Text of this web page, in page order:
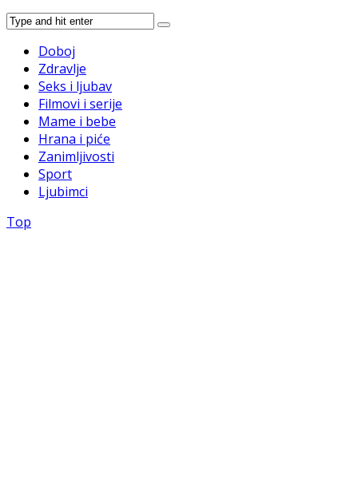
Doboj
Zdravlje
Seks i ljubav
Filmovi i serije
Mame i bebe
Hrana i piće
Zanimljivosti
Sport
Ljubimci
Top